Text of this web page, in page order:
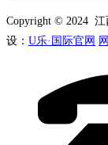
Copyright © 2024
设： U乐·国际官网